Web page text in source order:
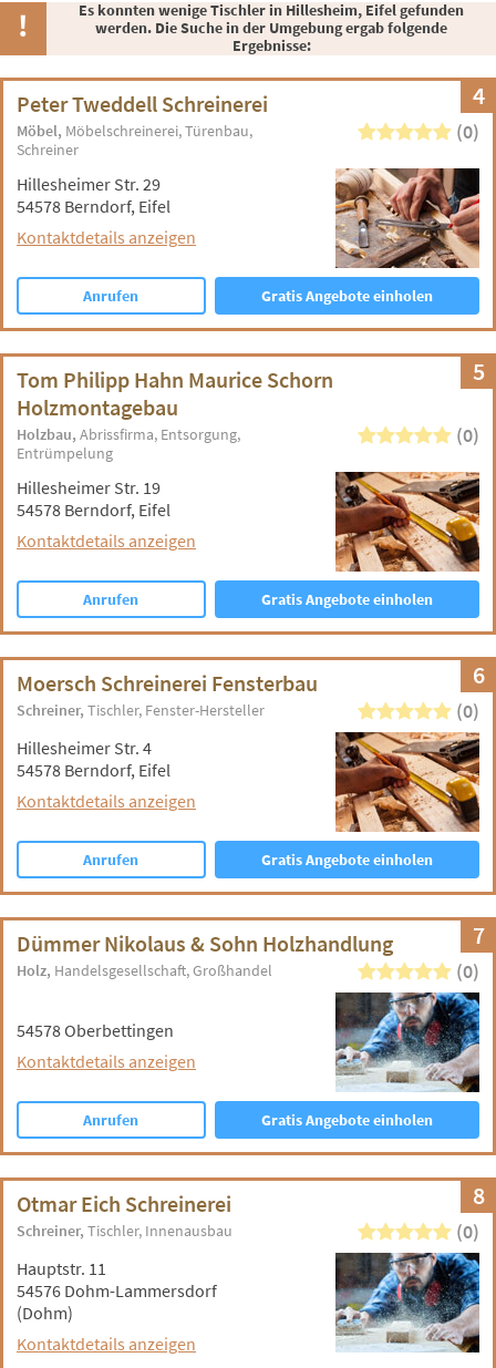
Es konnten wenige Tischler in Hillesheim, Eifel gefunden
werden. Die Suche in der Umgebung ergab folgende
Ergebnisse:
4
Peter Tweddell Schreinerei
Möbel Möbelschreinerei Türenbau
Schreiner
(0)
Hillesheimer Str. 29
54578 Berndorf, Eifel
Kontaktdetails anzeigen
Anrufen Gratis Angebote einholen
5
Tom Philipp Hahn Maurice Schorn
Holzmontagebau
Holzbau Abrissfirma Entsorgung
Entrümpelung
(0)
Hillesheimer Str. 19
54578 Berndorf, Eifel
Kontaktdetails anzeigen
Anrufen Gratis Angebote einholen
6
Moersch Schreinerei Fensterbau
Schreiner Tischler Fenster-Hersteller (0)
Hillesheimer Str. 4
54578 Berndorf, Eifel
Kontaktdetails anzeigen
Anrufen Gratis Angebote einholen
7
Dümmer Nikolaus & Sohn Holzhandlung
Holz Handelsgesellschaft Großhandel (0)
54578 Oberbettingen
Kontaktdetails anzeigen
Anrufen Gratis Angebote einholen
8
Otmar Eich Schreinerei
Schreiner Tischler Innenausbau (0)
Hauptstr. 11
54576 Dohm-Lammersdorf
(Dohm)
Kontaktdetails anzeigen